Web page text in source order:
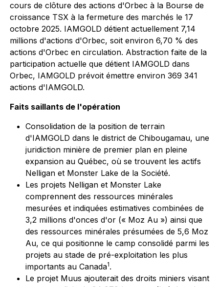
cours de clôture des actions d'Orbec à la Bourse de
croissance TSX à la fermeture des marchés le 17
octobre 2025. IAMGOLD détient actuellement 7,14
millions d'actions d'Orbec, soit environ 6,70 % des
actions d'Orbec en circulation. Abstraction faite de la
participation actuelle que détient IAMGOLD dans
Orbec, IAMGOLD prévoit émettre environ 369 341
actions d'IAMGOLD.
Faits saillants de l'opération
Consolidation de la position de terrain
d'IAMGOLD dans le district de Chibougamau, une
juridiction minière de premier plan en pleine
expansion au Québec, où se trouvent les actifs
Nelligan et Monster Lake de la Société.
Les projets Nelligan et Monster Lake
comprennent des ressources minérales
mesurées et indiquées estimatives combinées de
3,2 millions d'onces d'or (« Moz Au ») ainsi que
des ressources minérales présumées de 5,6 Moz
Au, ce qui positionne le camp consolidé parmi les
projets au stade de pré-exploitation les plus
importants au Canada1.
Le projet Muus ajouterait des droits miniers visant